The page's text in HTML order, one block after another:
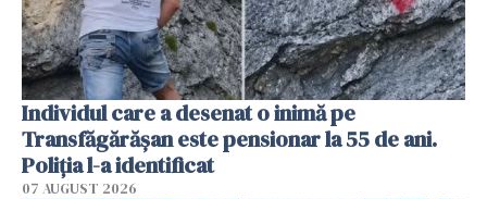
Individul care a desenat o inimă pe
Transfăgărășan este pensionar la 55 de ani.
Poliția l-a identificat
07 AUGUST 2026